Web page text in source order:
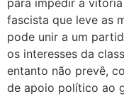
fascista que leve as
pode unir a um
os interesses da
entanto não prevê,
de apoio político ao